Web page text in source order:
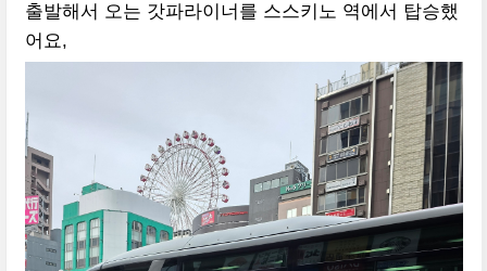
출발해서 오는 갓파라이너를 스스키노 역에서 탑승했
어요,